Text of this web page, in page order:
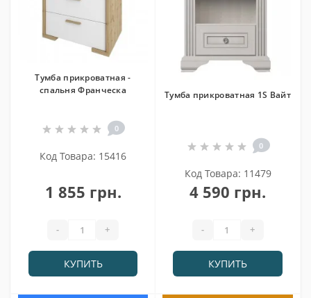
Тумба прикроватная -
спальня Франческа
0
Код Товара: 15416
1 855 грн.
- +
КУПИТЬ
Тумба прикроватная 1S Вайт
0
Код Товара: 11479
4 590 грн.
- +
КУПИТЬ